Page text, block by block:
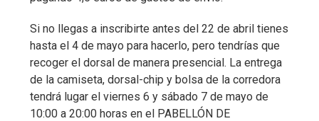
Si no llegas a inscribirte antes del 22 de abril tienes
hasta el 4 de mayo para hacerlo, pero tendrías que
recoger el dorsal de manera presencial. La entrega
de la camiseta, dorsal-chip y bolsa de la corredora
tendrá lugar el viernes 6 y sábado 7 de mayo de
10:00 a 20:00 horas en el PABELLÓN DE